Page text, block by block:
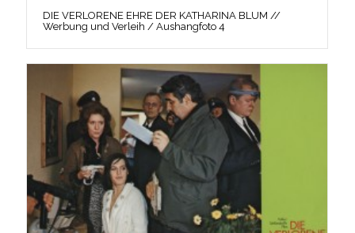
DIE VERLORENE EHRE DER KATHARINA BLUM //
Werbung und Verleih / Aushangfoto 4